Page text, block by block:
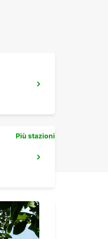
Più stazioni